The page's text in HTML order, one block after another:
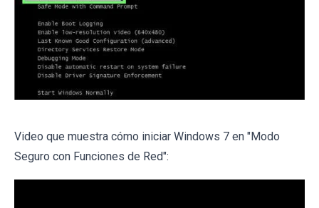
Video que muestra cómo iniciar Windows 7 en "Modo
Seguro con Funciones de Red":